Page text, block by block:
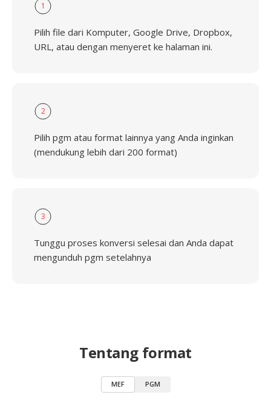
1
Pilih file dari Komputer, Google Drive, Dropbox,
URL, atau dengan menyeret ke halaman ini.
2
Pilih pgm atau format lainnya yang Anda inginkan
(mendukung lebih dari 200 format)
3
Tunggu proses konversi selesai dan Anda dapat
mengunduh pgm setelahnya
Tentang format
MEF PGM